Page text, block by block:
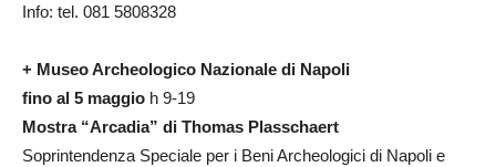
Info: tel. 081 5808328
+ Museo Archeologico Nazionale di Napoli
fino al 5 maggio h 9-19
Mostra “Arcadia” di Thomas Plasschaert
Soprintendenza Speciale per i Beni Archeologici di Napoli e